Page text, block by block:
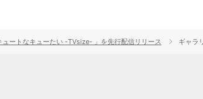
ートなキューたい -TVsize- 」を先行配信リリース ギャラ